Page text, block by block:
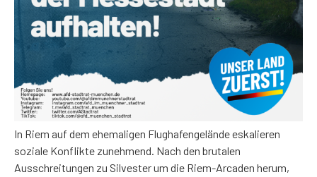
In Riem auf dem ehemaligen Flughafengelände eskalieren
soziale Konflikte zunehmend. Nach den brutalen
Ausschreitungen zu Silvester um die Riem-Arcaden herum,